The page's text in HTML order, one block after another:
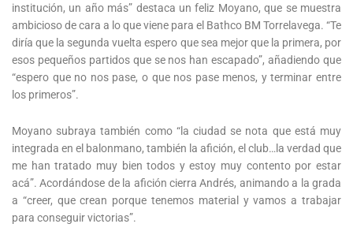
institución, un año más” destaca un feliz Moyano, que se muestra
ambicioso de cara a lo que viene para el Bathco BM Torrelavega. “Te
diría que la segunda vuelta espero que sea mejor que la primera, por
esos pequeños partidos que se nos han escapado”, añadiendo que
“espero que no nos pase, o que nos pase menos, y terminar entre
los primeros”.
Moyano subraya también como “la ciudad se nota que está muy
integrada en el balonmano, también la afición, el club…la verdad que
me han tratado muy bien todos y estoy muy contento por estar
acá”. Acordándose de la afición cierra Andrés, animando a la grada
a “creer, que crean porque tenemos material y vamos a trabajar
para conseguir victorias”.